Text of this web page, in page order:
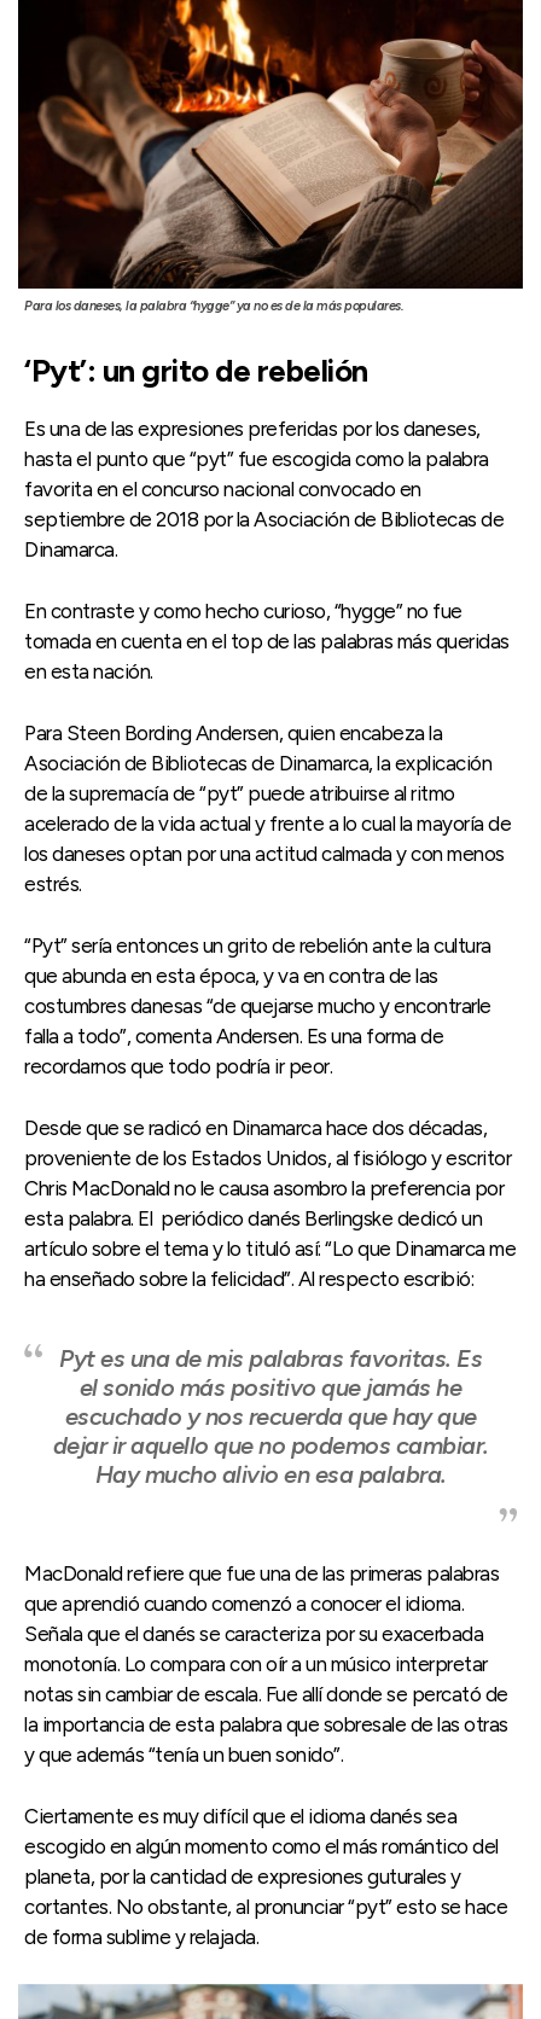
Para los daneses, la palabra “hygge” ya no es de la más populares.
‘Pyt’: un grito de rebelión
Es una de las expresiones preferidas por los daneses,
hasta el punto que “pyt” fue escogida como la palabra
favorita en el concurso nacional convocado en
septiembre de 2018 por la Asociación de Bibliotecas de
Dinamarca.
En contraste y como hecho curioso, “hygge” no fue
tomada en cuenta en el top de las palabras más queridas
en esta nación.
Para Steen Bording Andersen, quien encabeza la
Asociación de Bibliotecas de Dinamarca, la explicación
de la supremacía de “pyt” puede atribuirse al ritmo
acelerado de la vida actual y frente a lo cual la mayoría de
los daneses optan por una actitud calmada y con menos
estrés.
“Pyt” sería entonces un grito de rebelión ante la cultura
que abunda en esta época, y va en contra de las
costumbres danesas “de quejarse mucho y encontrarle
falla a todo”, comenta Andersen. Es una forma de
recordarnos que todo podría ir peor.
Desde que se radicó en Dinamarca hace dos décadas,
proveniente de los Estados Unidos, al fisiólogo y escritor
Chris MacDonald no le causa asombro la preferencia por
esta palabra. El periódico danés Berlingske dedicó un
artículo sobre el tema y lo tituló así: “Lo que Dinamarca me
ha enseñado sobre la felicidad”. Al respecto escribió:
Pyt es una de mis palabras favoritas. Es
el sonido más positivo que jamás he
escuchado y nos recuerda que hay que
dejar ir aquello que no podemos cambiar.
Hay mucho alivio en esa palabra.
MacDonald refiere que fue una de las primeras palabras
que aprendió cuando comenzó a conocer el idioma.
Señala que el danés se caracteriza por su exacerbada
monotonía. Lo compara con oír a un músico interpretar
notas sin cambiar de escala. Fue allí donde se percató de
la importancia de esta palabra que sobresale de las otras
y que además “tenía un buen sonido”.
Ciertamente es muy difícil que el idioma danés sea
escogido en algún momento como el más romántico del
planeta, por la cantidad de expresiones guturales y
cortantes. No obstante, al pronunciar “pyt” esto se hace
de forma sublime y relajada.